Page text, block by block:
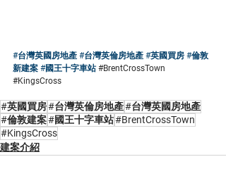
#台灣英國房地產 #台灣英倫房地產 #英國買房 #倫敦
新建案 #國王十字車站 #BrentCrossTown
#KingsCross
#英國買房#台灣英倫房地產#台灣英國房地產
#倫敦建案#國王十字車站#BrentCrossTown
#KingsCross
建案介紹